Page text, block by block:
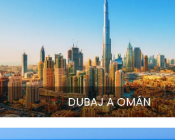
DUBAJ A OMÁN